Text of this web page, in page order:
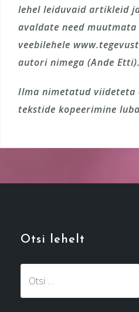
lehel leiduvaid artikleid
avaldate need
veebilehele
autori nimega (Ande Etti).
Ilma nimetatud viideteta
tekstide kopeerimine
Otsi lehelt